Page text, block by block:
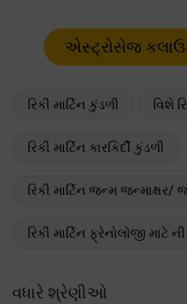
રિકી માર્ટિન કુંડળી વિશે
રિકી માર્ટિન કારકિર્દી કુંડળી
રિકી માર્ટિન જન્મ
રિકી માર્ટિન ફ્રેનોલોજી માટે
વધારે શ્રેણીઓ